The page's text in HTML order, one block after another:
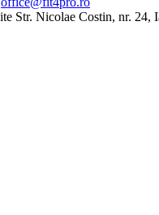
Str. Nicolae Costin, nr. 24,